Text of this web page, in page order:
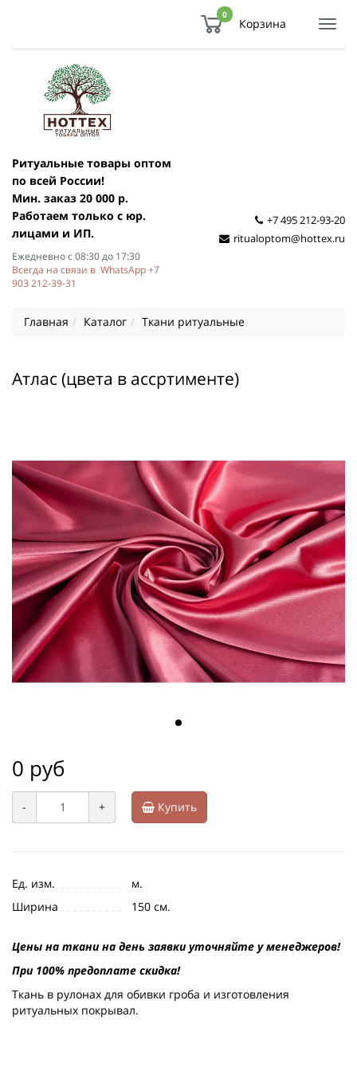
0
Корзина
Ритуальные товары оптом
по всей России!
Мин. заказ 20 000 р.
Работаем только с юр.
лицами и ИП.
Ежедневно с 08:30 до 17:30
Всегда на связи в WhatsApp +7
903 212-39-31
+7 495 212-93-20
ritualoptom@hottex.ru
Главная Каталог Ткани ритуальные
Атлас (цвета в ассртименте)
0 руб
- + Купить
Ед. изм.
м.
Ширина
150 см.
Цены на ткани на день заявки уточняйте у менеджеров!
При 100% предоплате скидка!
Ткань в рулонах для обивки гроба и изготовления
ритуальных покрывал.